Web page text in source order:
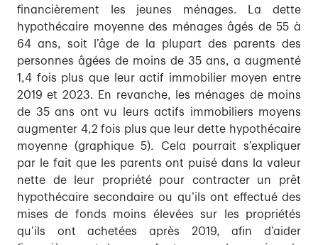
financièrement les jeunes ménages. La dette
hypothécaire moyenne des ménages âgés de 55 à
64 ans, soit l’âge de la plupart des parents des
personnes âgées de moins de 35 ans, a augmenté
1,4 fois plus que leur actif immobilier moyen entre
2019 et 2023. En revanche, les ménages de moins
de 35 ans ont vu leurs actifs immobiliers moyens
augmenter 4,2 fois plus que leur dette hypothécaire
moyenne (graphique 5). Cela pourrait s’expliquer
par le fait que les parents ont puisé dans la valeur
nette de leur propriété pour contracter un prêt
hypothécaire secondaire ou qu’ils ont effectué des
mises de fonds moins élevées sur les propriétés
qu’ils ont achetées après 2019, afin d’aider